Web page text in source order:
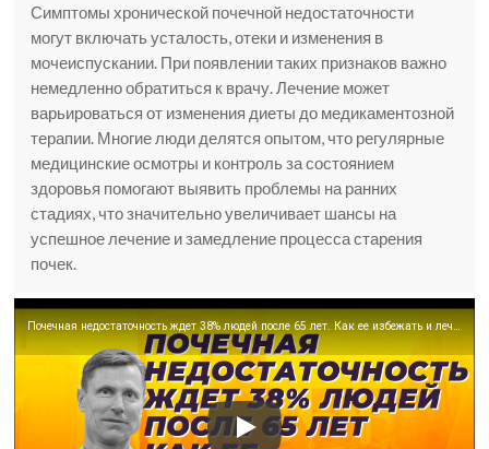
Симптомы хронической почечной недостаточности
могут включать усталость, отеки и изменения в
мочеиспускании. При появлении таких признаков важно
немедленно обратиться к врачу. Лечение может
варьироваться от изменения диеты до медикаментозной
терапии. Многие люди делятся опытом, что регулярные
медицинские осмотры и контроль за состоянием
здоровья помогают выявить проблемы на ранних
стадиях, что значительно увеличивает шансы на
успешное лечение и замедление процесса старения
почек.
Почечная недостаточность ждет 38% людей после 65 лет. Как ее избежать и лечить?